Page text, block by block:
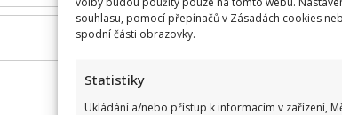
souhlasu, pomocí přepínačů v Zásadách cookies
spodní části obrazovky.
Statistiky
Ukládání a/nebo přístup k informacím v zařízení,